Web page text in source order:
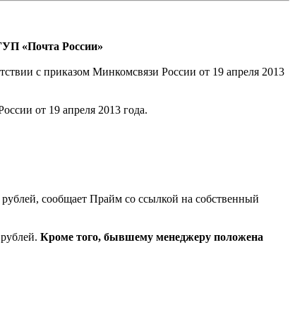
«Почта России»
с приказом Минкомсвязи России от 19 апреля 2013
от 19 апреля 2013 года.
сообщает Прайм со ссылкой на собственный
Кроме того, бывшему менеджеру положена